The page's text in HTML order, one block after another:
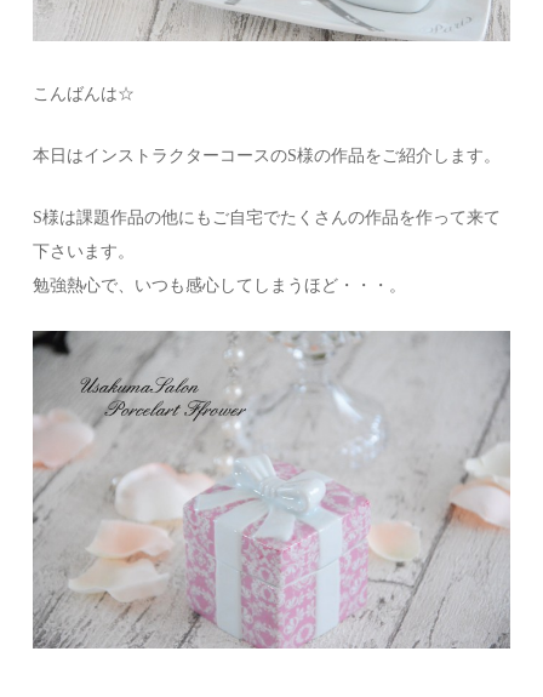
こんばんは☆
本日はインストラクターコースのS様の作品をご紹介します。
S様は課題作品の他にもご自宅でたくさんの作品を作って来て
下さいます。
勉強熱心で、いつも感心してしまうほど・・・。